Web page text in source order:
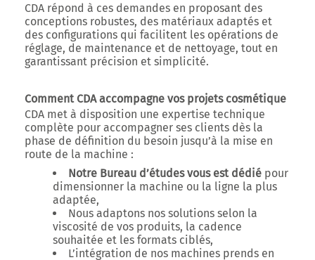
CDA répond à ces demandes en proposant des
conceptions robustes, des matériaux adaptés et
des configurations qui facilitent les opérations de
réglage, de maintenance et de nettoyage, tout en
garantissant précision et simplicité.
Comment CDA accompagne vos projets cosmétique
CDA met à disposition une expertise technique
complète pour accompagner ses clients dès la
phase de définition du besoin jusqu’à la mise en
route de la machine :
Notre Bureau d’études vous est dédié pour
dimensionner la machine ou la ligne la plus
adaptée,
Nous adaptons nos solutions selon la
viscosité de vos produits, la cadence
souhaitée et les formats ciblés,
L’intégration de nos machines prends en